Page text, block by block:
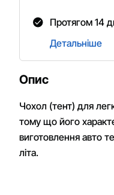
Опис
Чохол (тент) для
тому що його
виготовлення авто
літа.
Протягом 14
Детальніше